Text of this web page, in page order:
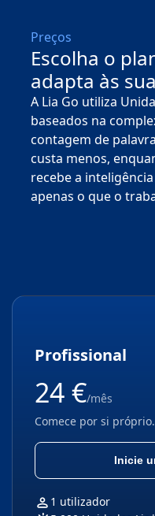
Preços
Escolha o
adapta às
A Lia Go utiliza
baseados na
contagem de
custa menos,
recebe a
apenas o que o
Profissional
24 €/mês
Comece por si próprio.
Inicie
1 utilizador